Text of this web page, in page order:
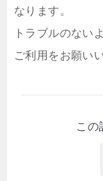
なります。
トラブルのない
ご利用をお願い
この